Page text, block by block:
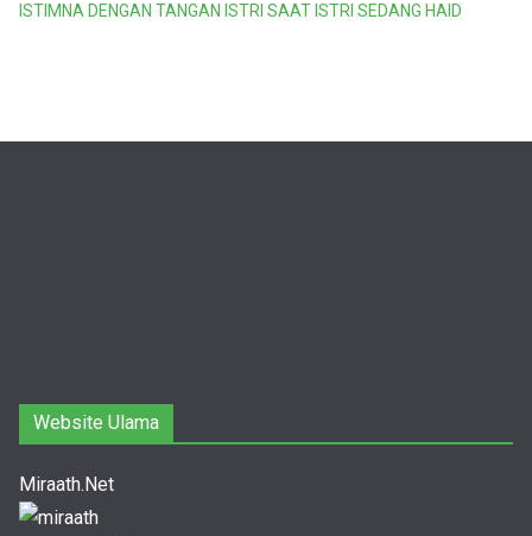
ISTIMNA DENGAN TANGAN ISTRI SAAT ISTRI SEDANG HAID
Website Ulama
Miraath.Net